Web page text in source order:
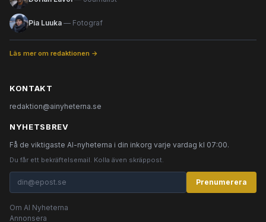
Pia Luuka — Fotograf
Läs mer om redaktionen →
KONTAKT
redaktion@ainyheterna.se
NYHETSBREV
Få de viktigaste AI-nyheterna i din inkorg varje vardag kl 07:00.
Du får ett bekräftelsemail. Kolla även skräppost.
Prenumerera
Om AI Nyheterna
Annonsera